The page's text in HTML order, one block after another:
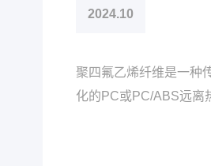
2024.10
聚四氟乙烯纤维是一种
化的PC或PC/ABS远离